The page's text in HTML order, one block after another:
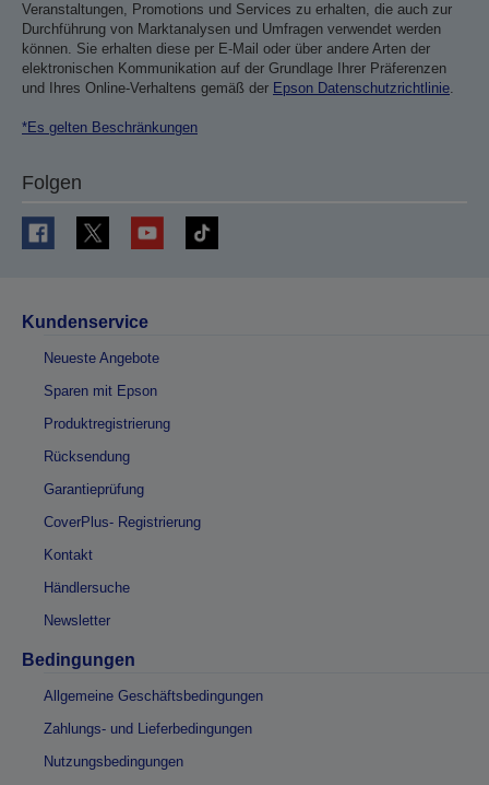
Veranstaltungen, Promotions und Services zu erhalten, die auch zur
Durchführung von Marktanalysen und Umfragen verwendet werden
können. Sie erhalten diese per E-Mail oder über andere Arten der
elektronischen Kommunikation auf der Grundlage Ihrer Präferenzen
und Ihres Online-Verhaltens gemäß der Epson Datenschutzrichtlinie.
*Es gelten Beschränkungen
Folgen
Kundenservice
Neueste Angebote
Sparen mit Epson
Produktregistrierung
Rücksendung
Garantieprüfung
CoverPlus- Registrierung
Kontakt
Händlersuche
Newsletter
Bedingungen
Allgemeine Geschäftsbedingungen
Zahlungs- und Lieferbedingungen
Nutzungsbedingungen